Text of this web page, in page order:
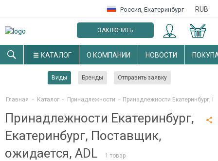
Россия, Екатеринбург RUB
ЗАКЛЮЧИТЬ
ОПТОВЫЙ ДОГОВОР
КАТАЛОГ О КОМПАНИИ НОВОСТИ
Виды Бренды Отправить заявку
Главная - Каталог - Принадлежности - Принадлежности Екатеринбург,
Принадлежности Екатеринбург,
Екатеринбург, Поставщик,
ожидается, ADL
1 товар